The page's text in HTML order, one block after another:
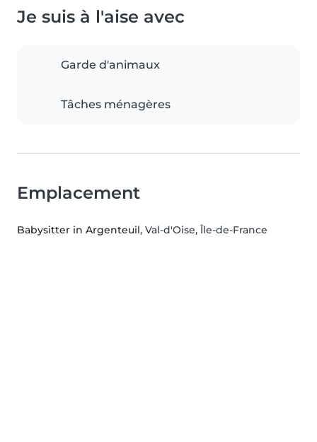
Je suis à l'aise avec
Garde d'animaux
Tâches ménagères
Emplacement
Babysitter in Argenteuil, Val-d'Oise, Île-de-France